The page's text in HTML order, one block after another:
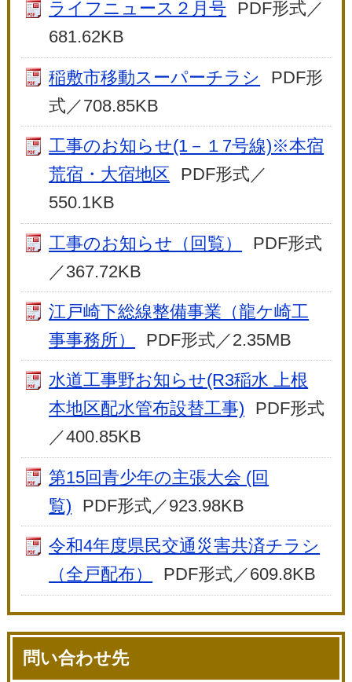
ライフニュース２月号 PDF形式／
681.62KB
稲敷市移動スーパーチラシ
PDF形
式／708.85KB
工事のお知らせ(1－１7号線)※本宿
荒宿・大宿地区
PDF形式／
550.1KB
工事のお知らせ（回覧）
PDF形式
／367.72KB
江戸崎下総線整備事業（龍ケ崎工
事事務所）
PDF形式／2.35MB
水道工事野お知らせ(R3稲水 上根
本地区配水管布設替工事)
PDF形式
／400.85KB
第15回青少年の主張大会 (回
覧)
PDF形式／923.98KB
令和4年度県民交通災害共済チラシ
（全戸配布）
PDF形式／609.8KB
問い合わせ先